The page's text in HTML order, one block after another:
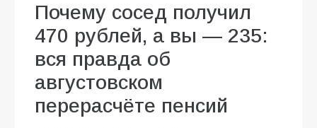
Почему сосед получил
470 рублей, а вы — 235:
вся правда об
августовском
перерасчёте пенсий